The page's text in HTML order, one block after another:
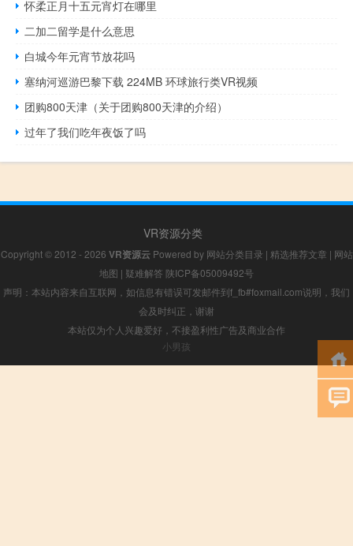
怀柔正月十五元宵灯在哪里
二加二留学是什么意思
白城今年元宵节放花吗
塞纳河巡游巴黎下载 224MB 环球旅行类VR视频
团购800天津（关于团购800天津的介绍）
过年了我们吃年夜饭了吗
VR资源分类
Copyright © 2012 - 2026 VR资源云Powered by 网站分类目录 | 精选推荐文章 | 网站
地图 | 疑难解答 陕ICP备05009492号
声明：本站内容来自互联网，如信息有错误可发邮件到f_fb#foxmail.com说明，我们
会及时纠正，谢谢
本站仅为个人兴趣爱好，不接盈利性广告及商业合作
小男孩